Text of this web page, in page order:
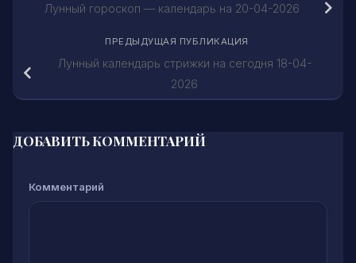
Лунный гороскоп — календарь на 20-04-2026
ПРЕДЫДУЩАЯ ПУБЛИКАЦИЯ
Лунный календарь стрижки на сегодня 18-04-
2026
ДОБАВИТЬ КОММЕНТАРИЙ
Комментарий